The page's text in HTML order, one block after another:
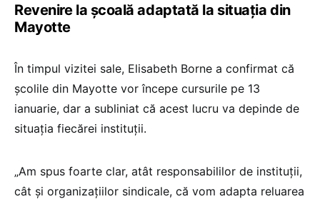
Revenire la școală adaptată la situația din
Mayotte
În timpul vizitei sale, Elisabeth Borne a confirmat că
școlile din Mayotte vor începe cursurile pe 13
ianuarie, dar a subliniat că acest lucru va depinde de
situația fiecărei instituții.
„Am spus foarte clar, atât responsabililor de instituții,
cât și organizațiilor sindicale, că vom adapta reluarea